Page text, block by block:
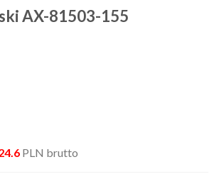
AX-81503-155
PLN brutto